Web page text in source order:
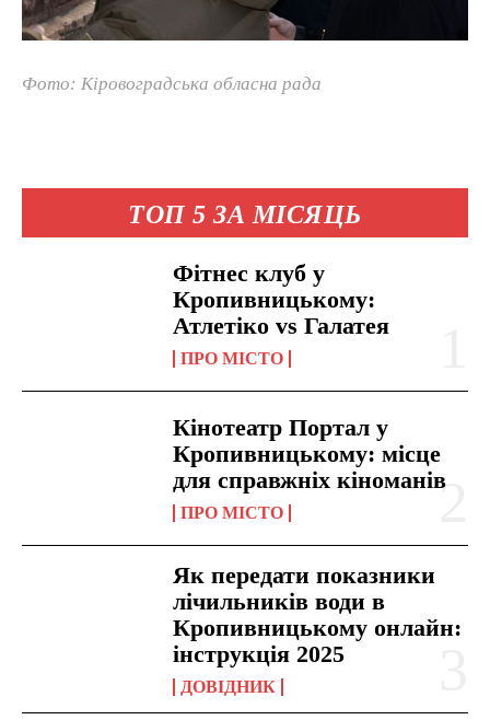
ТОП 5 ЗА МІСЯЦЬ
Фітнес клуб у
Кропивницькому:
Атлетіко vs Галатея
ПРО МІСТО
Кінотеатр Портал у
Кропивницькому: місце
для справжніх кіноманів
ПРО МІСТО
Як передати показники
лічильників води в
Кропивницькому онлайн:
інструкція 2025
ДОВІДНИК
Фото: Кіровоградська обласна рада